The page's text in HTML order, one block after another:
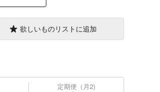
欲しいものリストに追加
定期便（月2)